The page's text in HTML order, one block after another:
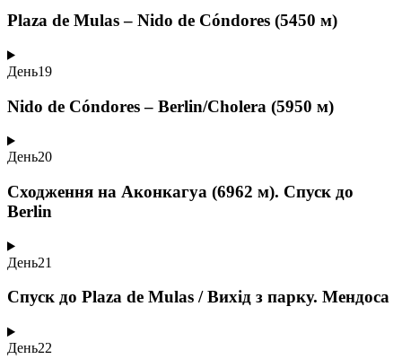
Plaza de Mulas – Nido de Cóndores (5450 м)
День19
Nido de Cóndores – Berlin/Cholera (5950 м)
День20
Сходження на Аконкагуа (6962 м). Спуск до
Berlin
День21
Спуск до Plaza de Mulas / Вихід з парку. Мендоса
День22